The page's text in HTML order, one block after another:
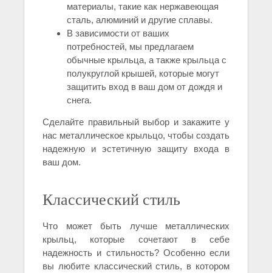
материалы, такие как нержавеющая
сталь, алюминий и другие сплавы.
В зависимости от ваших
потребностей, мы предлагаем
обычные крыльца, а также крыльца с
полукруглой крышей, которые могут
защитить вход в ваш дом от дождя и
снега.
Сделайте правильный выбор и закажите у
нас металлическое крыльцо, чтобы создать
надежную и эстетичную защиту входа в
ваш дом.
Классический стиль
Что может быть лучше металлических
крыльц, которые сочетают в себе
надежность и стильность? Особенно если
вы любите классический стиль, в котором